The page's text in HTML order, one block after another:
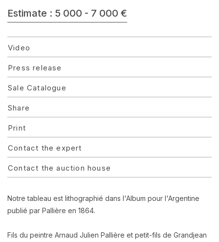
Estimate : 5 000 - 7 000 €
Video
Press release
Sale Catalogue
Share
Print
Contact the expert
Contact the auction house
Notre tableau est lithographié dans l'Album pour l'Argentine
publié par Pallière en 1864.
Fils du peintre Arnaud Julien Pallière et petit-fils de Grandjean